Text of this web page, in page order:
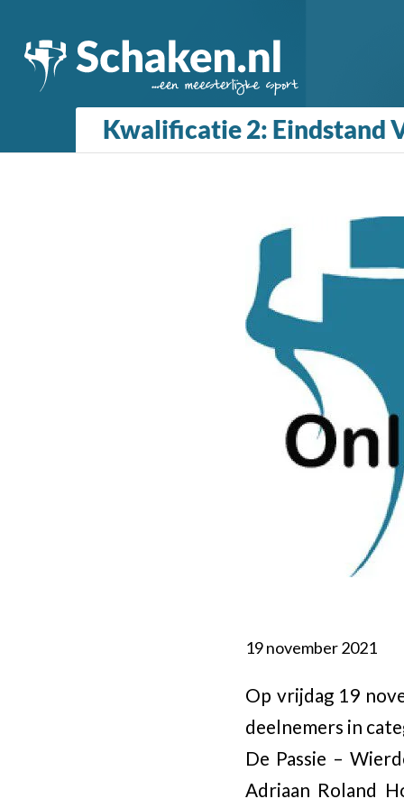
Kwalificatie 2: Eindstand
19 november 2021
Op vrijdag 19
deelnemers in
De Passie –
Adriaan Roland